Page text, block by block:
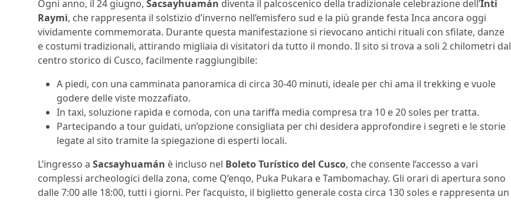
Ogni anno, il 24 giugno, Sacsayhuamán diventa il palcoscenico della tradizionale celebrazione dell’Inti
Raymi, che rappresenta il solstizio d’inverno nell’emisfero sud e la più grande festa Inca ancora oggi
vividamente commemorata. Durante questa manifestazione si rievocano antichi rituali con sfilate, danze
e costumi tradizionali, attirando migliaia di visitatori da tutto il mondo. Il sito si trova a soli 2 chilometri dal
centro storico di Cusco, facilmente raggiungibile:
A piedi, con una camminata panoramica di circa 30-40 minuti, ideale per chi ama il trekking e vuole
godere delle viste mozzafiato.
In taxi, soluzione rapida e comoda, con una tariffa media compresa tra 10 e 20 soles per tratta.
Partecipando a tour guidati, un’opzione consigliata per chi desidera approfondire i segreti e le storie
legate al sito tramite la spiegazione di esperti locali.
L’ingresso a Sacsayhuamán è incluso nel Boleto Turístico del Cusco, che consente l’accesso a vari
complessi archeologici della zona, come Q’enqo, Puka Pukara e Tambomachay. Gli orari di apertura sono
dalle 7:00 alle 18:00, tutti i giorni. Per l’acquisto, il biglietto generale costa circa 130 soles e rappresenta un